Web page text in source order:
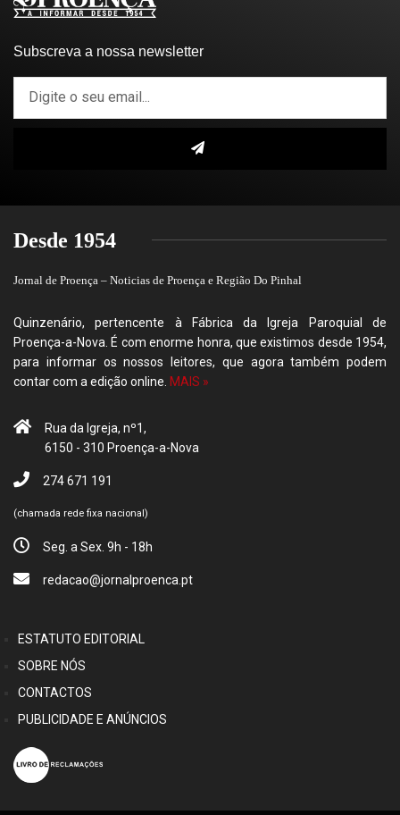
Subscreva a nossa newsletter
Desde 1954
Jornal de Proença – Noticias de Proença e Região Do Pinhal
Quinzenário, pertencente à Fábrica da Igreja Paroquial de
Proença-a-Nova. É com enorme honra, que existimos desde 1954,
para informar os nossos leitores, que agora também podem
contar com a edição online. MAIS »
Rua da Igreja, nº1,
6150 - 310 Proença-a-Nova
274 671 191
(chamada rede fixa nacional)
Seg. a Sex. 9h - 18h
redacao@jornalproenca.pt
ESTATUTO EDITORIAL
SOBRE NÓS
CONTACTOS
PUBLICIDADE E ANÚNCIOS